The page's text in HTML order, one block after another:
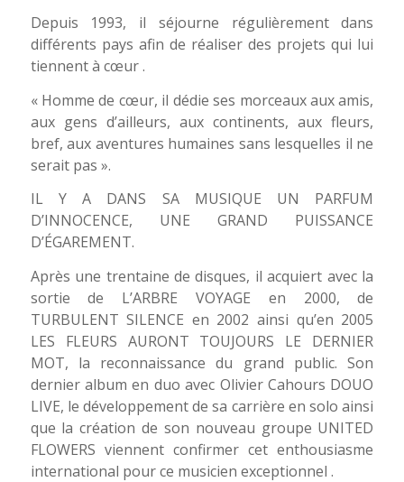
Depuis 1993, il séjourne régulièrement dans
différents pays afin de réaliser des projets qui lui
tiennent à cœur .
« Homme de cœur, il dédie ses morceaux aux amis,
aux gens d’ailleurs, aux continents, aux fleurs,
bref, aux aventures humaines sans lesquelles il ne
serait pas ».
IL Y A DANS SA MUSIQUE UN PARFUM
D’INNOCENCE, UNE GRAND PUISSANCE
D’ÉGAREMENT.
Après une trentaine de disques, il acquiert avec la
sortie de L’ARBRE VOYAGE en 2000, de
TURBULENT SILENCE en 2002 ainsi qu’en 2005
LES FLEURS AURONT TOUJOURS LE DERNIER
MOT, la reconnaissance du grand public. Son
dernier album en duo avec Olivier Cahours DOUO
LIVE, le développement de sa carrière en solo ainsi
que la création de son nouveau groupe UNITED
FLOWERS viennent confirmer cet enthousiasme
international pour ce musicien exceptionnel .